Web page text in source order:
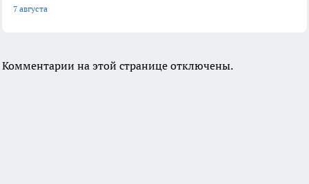
7 августа
Комментарии на этой странице отключены.